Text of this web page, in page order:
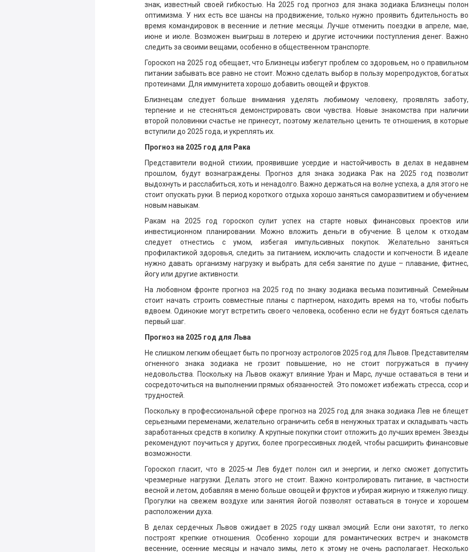
знак, известный своей гибкостью. На 2025 год прогноз для знака зодиака Близнецы полон
оптимизма. У них есть все шансы на продвижение, только нужно проявить бдительность во
время командировок в весенние и летние месяцы. Лучше отменить поездки в апреле, мае,
июне и июле. Возможен выигрыш в лотерею и другие источники поступления денег. Важно
следить за своими вещами, особенно в общественном транспорте.
Гороскоп на 2025 год обещает, что Близнецы избегут проблем со здоровьем, но о правильном
питании забывать все равно не стоит. Можно сделать выбор в пользу морепродуктов, богатых
протеинами. Для иммунитета хорошо добавить овощей и фруктов.
Близнецам следует больше внимания уделять любимому человеку, проявлять заботу,
терпение и не стесняться демонстрировать свои чувства. Новые знакомства при наличии
второй половинки счастье не принесут, поэтому желательно ценить те отношения, в которые
вступили до 2025 года, и укреплять их.
Прогноз на 2025 год для Рака
Представители водной стихии, проявившие усердие и настойчивость в делах в недавнем
прошлом, будут вознаграждены. Прогноз для знака зодиака Рак на 2025 год позволит
выдохнуть и расслабиться, хоть и ненадолго. Важно держаться на волне успеха, а для этого не
стоит опускать руки. В период короткого отдыха хорошо заняться саморазвитием и обучением
новым навыкам.
Ракам на 2025 год гороскоп сулит успех на старте новых финансовых проектов или
инвестиционном планировании. Можно вложить деньги в обучение. В целом к отходам
следует отнестись с умом, избегая импульсивных покупок. Желательно заняться
профилактикой здоровья, следить за питанием, исключить сладости и копчености. В идеале
нужно давать организму нагрузку и выбрать для себя занятие по душе – плавание, фитнес,
йогу или другие активности.
На любовном фронте прогноз на 2025 год по знаку зодиака весьма позитивный. Семейным
стоит начать строить совместные планы с партнером, находить время на то, чтобы побыть
вдвоем. Одинокие могут встретить своего человека, особенно если не будут бояться сделать
первый шаг.
Прогноз на 2025 год для Льва
Не слишком легким обещает быть по прогнозу астрологов 2025 год для Львов. Представителям
огненного знака зодиака не грозит повышение, но не стоит погружаться в пучину
недовольства. Поскольку на Львов окажут влияние Уран и Марс, лучше оставаться в тени и
сосредоточиться на выполнении прямых обязанностей. Это поможет избежать стресса, ссор и
трудностей.
Поскольку в профессиональной сфере прогноз на 2025 год для знака зодиака Лев не блещет
серьезными переменами, желательно ограничить себя в ненужных тратах и складывать часть
заработанных средств в копилку. А крупные покупки стоит отложить до лучших времен. Звезды
рекомендуют поучиться у других, более прогрессивных людей, чтобы расширить финансовые
возможности.
Гороскоп гласит, что в 2025-м Лев будет полон сил и энергии, и легко сможет допустить
чрезмерные нагрузки. Делать этого не стоит. Важно контролировать питание, в частности
весной и летом, добавляя в меню больше овощей и фруктов и убирая жирную и тяжелую пищу.
Прогулки на свежем воздухе или занятия йогой позволят оставаться в тонусе и хорошем
расположении духа.
В делах сердечных Львов ожидает в 2025 году шквал эмоций. Если они захотят, то легко
построят крепкие отношения. Особенно хороши для романтических встреч и знакомств
весенние, осенние месяцы и начало зимы, лето к этому не очень располагает. Несколько